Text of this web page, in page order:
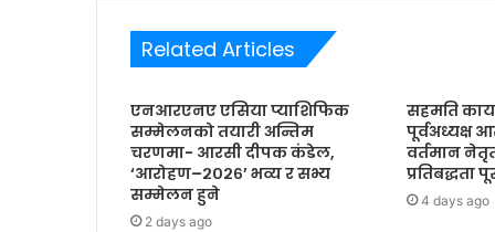
Related Articles
एनआरएनए एसिया प्याशिफिक
सम्मेलनको तयारी अन्तिम
चरणमा- आरसी दीपक कंडेल,
‘आरोहण–२०२६’ भव्य र सभ्य
सम्मेलन हुने
2 days ago
सहमति
पूर्वअध्यक्ष
वर्तमान
प्रतिबद्धता
4 days ago